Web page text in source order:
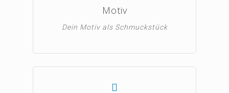
Motiv
Dein Motiv als Schmuckstück